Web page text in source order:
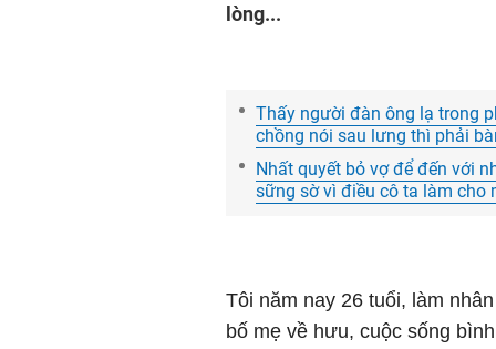
lòng...
Thấy người đàn ông lạ trong
chồng nói sau lưng thì phải
Nhất quyết bỏ vợ để đến với
sững sờ vì điều cô ta làm cho
Tôi năm nay 26 tuổi, làm
bố mẹ về hưu, cuộc sống